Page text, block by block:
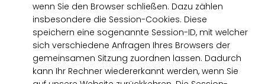
wenn Sie den Browser schließen. Dazu zählen
insbesondere die Session-Cookies. Diese
speichern eine sogenannte Session-ID, mit welcher
sich verschiedene Anfragen Ihres Browsers der
gemeinsamen Sitzung zuordnen lassen. Dadurch
kann Ihr Rechner wiedererkannt werden, wenn Sie